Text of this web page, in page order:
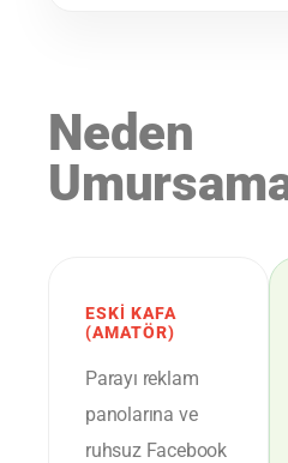
Neden
ESKI KAFA
(AMATÖR)
Parayı reklam
panolarına ve
ruhsuz Facebook